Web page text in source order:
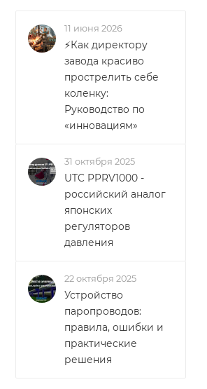
11 июня 2026
⚡Как директору
завода красиво
прострелить себе
коленку:
Руководство по
«инновациям»
31 октября 2025
UTC PPRV1000 -
российский аналог
японских
регуляторов
давления
22 октября 2025
Устройство
паропроводов:
правила, ошибки и
практические
решения